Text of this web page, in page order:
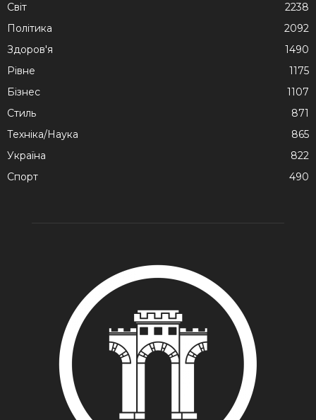
Cвіт
2238
Політика
2092
Здоров'я
1490
Рівне
1175
Бізнес
1107
Стиль
871
Техніка/Наука
865
Україна
822
Спорт
490